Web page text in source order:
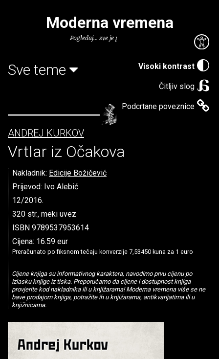
Visoki kontrast
Čitljiv slog
Podcrtane poveznice
Moderna vremena
Pogledaj... sve je puno knjiga.
Sve teme
ANDREJ KURKOV
Vrtlar iz Očakova
Nakladnik: Edicije Božičević
Prijevod: Ivo Alebić
12/2016.
320 str., meki uvez
ISBN 9789537953614
Cijena: 16.59 eur
Preračunato po fiksnom tečaju konverzije 7,53450 kuna za 1 euro
Cijene knjiga su informativnog karaktera, navodimo prvu cijenu po
izlasku knjige iz tiska. Preporučamo da cijene i dostupnost knjiga
provjerite kod nakladnika ili u knjižarama! Moderna vremena više se ne
bave prodajom knjiga, potražite ih u knjižarama, antikvarijatima ili u
knjižnicama.